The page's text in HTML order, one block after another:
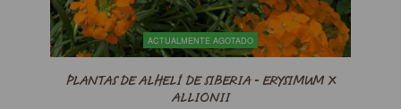
ACTUALMENTE AGOTADO
PLANTAS DE ALHELÍ DE SIBERIA - ERYSIMUM X
ALLIONII